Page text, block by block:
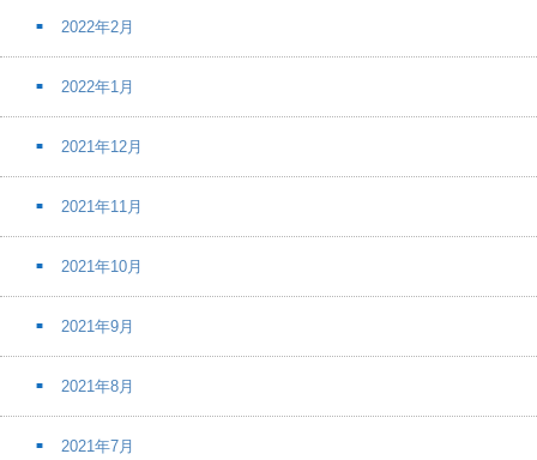
2022年2月
2022年1月
2021年12月
2021年11月
2021年10月
2021年9月
2021年8月
2021年7月